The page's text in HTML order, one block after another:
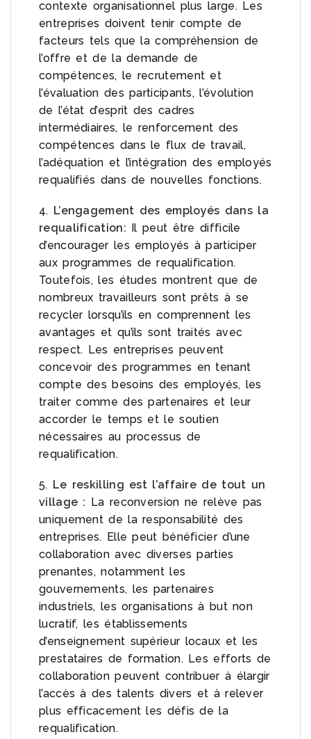
contexte organisationnel plus large. Les
entreprises doivent tenir compte de
facteurs tels que la compréhension de
l’offre et de la demande de
compétences, le recrutement et
l’évaluation des participants, l’évolution
de l’état d’esprit des cadres
intermédiaires, le renforcement des
compétences dans le flux de travail,
l’adéquation et l’intégration des employés
requalifiés dans de nouvelles fonctions.
4. L’engagement des employés dans la
requalification: Il peut être difficile
d’encourager les employés à participer
aux programmes de requalification.
Toutefois, les études montrent que de
nombreux travailleurs sont prêts à se
recycler lorsqu’ils en comprennent les
avantages et qu’ils sont traités avec
respect. Les entreprises peuvent
concevoir des programmes en tenant
compte des besoins des employés, les
traiter comme des partenaires et leur
accorder le temps et le soutien
nécessaires au processus de
requalification.
5. Le reskilling est l’affaire de tout un
village : La reconversion ne relève pas
uniquement de la responsabilité des
entreprises. Elle peut bénéficier d’une
collaboration avec diverses parties
prenantes, notamment les
gouvernements, les partenaires
industriels, les organisations à but non
lucratif, les établissements
d’enseignement supérieur locaux et les
prestataires de formation. Les efforts de
collaboration peuvent contribuer à élargir
l’accès à des talents divers et à relever
plus efficacement les défis de la
requalification.